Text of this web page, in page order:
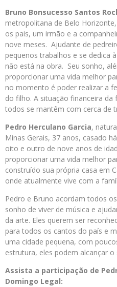
Bruno Bonsucesso Santos
metropolitana de Belo
os pais, um irmão e a
nove meses. Ajudante de
pequenos trabalhos e se dedica
não está na obra. Seu sonho,
proporcionar uma vida melhor
no momento é poder realizar a
do filho. A situação financeira
todos se mantêm com cerca de
Pedro Herculano Garcia,
Minas Gerais, 37 anos, casado
oito e outro de nove anos de
proporcionar uma vida melhor
construído sua própria casa em
onde atualmente vive com a
Pedro e Bruno acordam todos
sonho de viver de música e
da arte. Eles querem ser
para todos os cantos do país e
uma cidade pequena, com
estrutura, eles podem alcançar o
Assista a participação de
Domingo Legal: